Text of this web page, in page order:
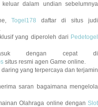
dalam undian sebelumnya
Togel178 daftar di situs judi
yang diperoleh dari Pedetogel
dengan cepat di
situs resmi agen Game online.
daring yang terpercaya dan terjamin
saran bagaimana mengelola
Olahraga online dengan Slot